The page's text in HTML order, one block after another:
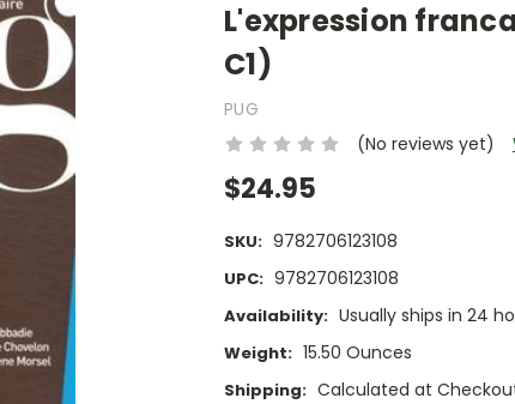
L'expression
C1)
PUG
(No reviews yet)
$24.95
SKU: 9782706123108
UPC: 9782706123108
Availability: Usually ships in 24
Weight: 15.50 Ounces
Shipping: Calculated at